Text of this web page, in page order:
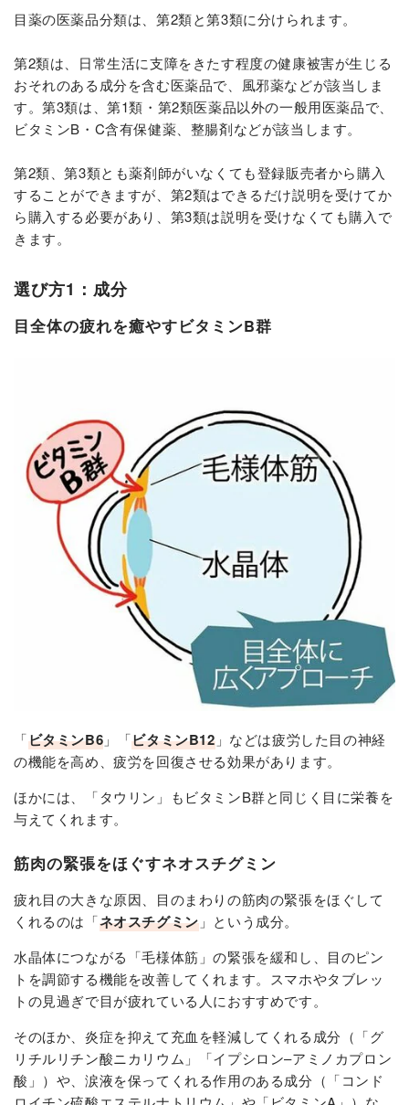
目薬の医薬品分類は、第2類と第3類に分けられます。
第2類は、日常生活に支障をきたす程度の健康被害が生じる
おそれのある成分を含む医薬品で、風邪薬などが該当しま
す。第3類は、第1類・第2類医薬品以外の一般用医薬品で、
ビタミンB・C含有保健薬、整腸剤などが該当します。
第2類、第3類とも薬剤師がいなくても登録販売者から購入
することができますが、第2類はできるだけ説明を受けてか
ら購入する必要があり、第3類は説明を受けなくても購入で
きます。
選び方1：成分
目全体の疲れを癒やすビタミンB群
「ビタミンB6 」「ビタミンB12」などは疲労した目の神経
の機能を高め、疲労を回復させる効果があります。
ほかには、「タウリン」もビタミンB群と同じく目に栄養を
与えてくれます。
筋肉の緊張をほぐすネオスチグミン
疲れ目の大きな原因、目のまわりの筋肉の緊張をほぐして
くれるのは「ネオスチグミン」という成分。
水晶体につながる「毛様体筋」の緊張を緩和し、目のピン
トを調節する機能を改善してくれます。スマホやタブレッ
トの見過ぎで目が疲れている人におすすめです。
そのほか、炎症を抑えて充血を軽減してくれる成分（「グ
リチルリチン酸ニカリウム」「イプシロン–アミノカプロン
酸」）や、涙液を保ってくれる作用のある成分（「コンド